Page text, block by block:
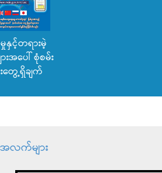
နှင့်တရားမဲ့
းအပေါ် စုံစမ်း
တွေ့ရှိချက်
လက်များ